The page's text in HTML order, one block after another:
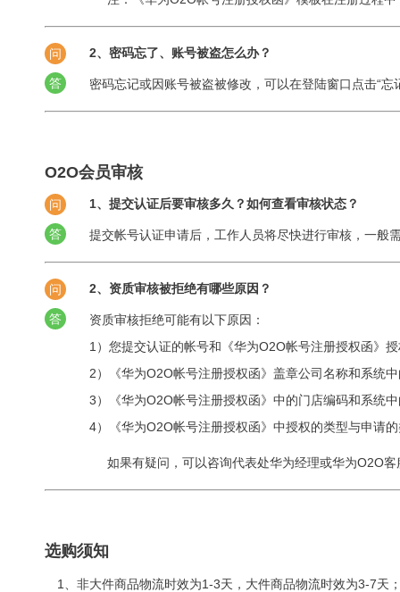
问 2、密码忘了、账号被盗怎么办？
答 密码忘记或因账号被盗被修改，可以在登陆窗口点击“
O2O会员审核
问 1、提交认证后要审核多久？如何查看审核状态？
答 提交帐号认证申请后，工作人员将尽快进行审核，一般
问 2、资质审核被拒绝有哪些原因？
答
资质审核拒绝可能有以下原因：
1）您提交认证的帐号和《华为O2O帐号注册授权函》
2）《华为O2O帐号注册授权函》盖章公司名称和系统
3）《华为O2O帐号注册授权函》中的门店编码和系统
4）《华为O2O帐号注册授权函》中授权的类型与申请
如果有疑问，可以咨询代表处华为经理或华为O2O客
选购须知
1、非大件商品物流时效为1-3天，大件商品物流时效为3-7天